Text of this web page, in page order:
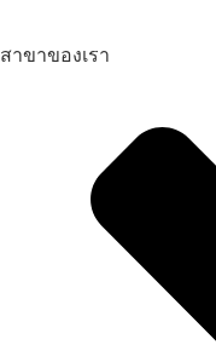
สาขาของเรา